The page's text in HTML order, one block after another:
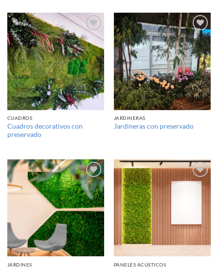
Añadir
a la
lista de
deseos
CUADROS
Cuadros decorativos con
preservado
Añadir
a la
lista de
deseos
JARDINERAS
Jardineras con preservado
Añadir
a la
lista de
deseos
JARDINES
Añadir
PANELES ACÚSTICOS